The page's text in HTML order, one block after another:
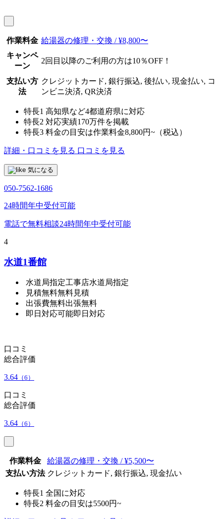
作業料金 給湯器の修理・交換 / ¥8,800〜
キャンペ
ーン
2回目以降のご利用の方は10％OFF！
支払い方
法
クレジットカード, 銀行振込, 後払い, 現金払い, コ
ンビニ決済, QR決済
特長1 高知県など4都道府県に対応
特長2 対応実績170万件を掲載
特長3 料金の目安は作業料金8,800円~（税込）
詳細・口コミを見る 口コミを見る
気になる
050-7562-1686
24時間年中受付可能
電話で無料相談24時間年中受付可能
4
水道1番館
水道局指定工事店水道局指定
見積無料無料見積
出張費無料出張無料
即日対応可能即日対応
口コミ
総合評価
3.64 （6）
口コミ
総合評価
3.64 （6）
作業料金
給湯器の修理・交換 / ¥5,500〜
支払い方法 クレジットカード, 銀行振込, 現金払い
特長1 全国に対応
特長2 料金の目安は5500円~